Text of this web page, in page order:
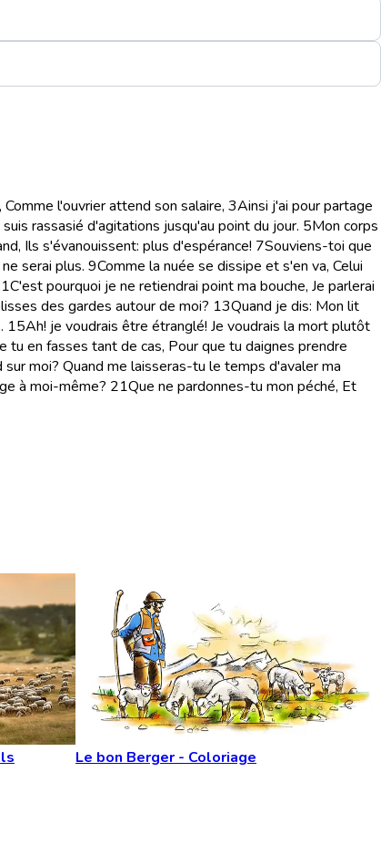
l'ouvrier attend son salaire, 3Ainsi j'ai pour partage
rassasié d'agitations jusqu'au point du jour. 5Mon corps
Ils s'évanouissent: plus d'espérance! 7Souviens-toi que
serai plus. 9Comme la nuée se dissipe et s'en va, Celui
C'est pourquoi je ne retiendrai point ma bouche, Je parlerai
des gardes autour de moi? 13Quand je dis: Mon lit
15Ah! je voudrais être étranglé! Je voudrais la mort plutôt
tu en fasses tant de cas, Pour que tu daignes prendre
moi? Quand me laisseras-tu le temps d'avaler ma
à moi-même? 21Que ne pardonnes-tu mon péché, Et
Le bon Berger - Coloriage